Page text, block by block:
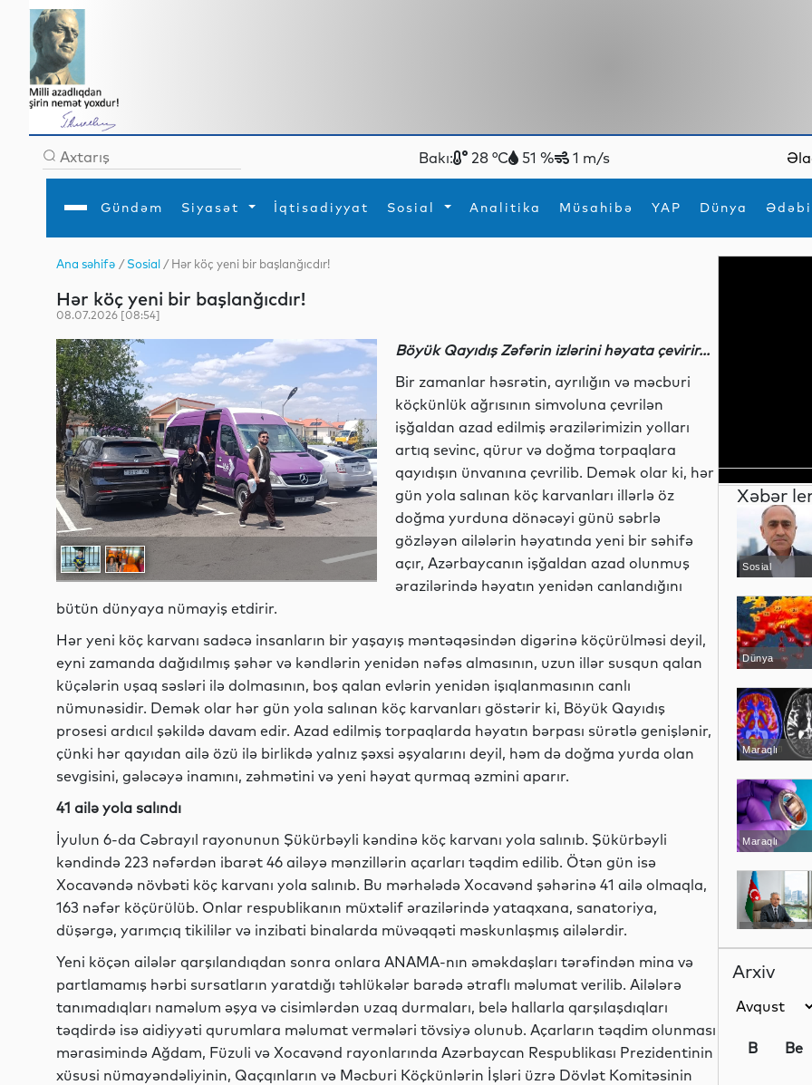
Bakı: 28 °C 51 % 1 m/s
Gündəm Siyasət İqtisadiyyat Sosial Analitika Müsahibə YAP Dünya
Gündəm
İqtisadiyyat
Analitika
Mədəniyyət
Müsahibə
MEDİA
Xarici siyasət
Hadisə
Diaspor
Ana səhifə /Sosial / Hər köç yeni bir başlanğıcdır!
Hər köç yeni bir başlanğıcdır!
08.07.2026 [08:54]
Böyük Qayıdış Zəfərin izlərini həyata çevirir...
Bir zamanlar həsrətin, ayrılığın və məcburi
köçkünlük ağrısının simvoluna çevrilən
işğaldan azad edilmiş ərazilərimizin yolları
artıq sevinc, qürur və doğma torpaqlara
qayıdışın ünvanına çevrilib. Demək olar ki, hər
gün yola salınan köç karvanları illərlə öz
doğma yurduna dönəcəyi günü səbrlə
gözləyən ailələrin həyatında yeni bir səhifə
açır, Azərbaycanın işğaldan azad olunmuş
ərazilərində həyatın yenidən canlandığını
bütün dünyaya nümayiş etdirir.
Hər yeni köç karvanı sadəcə insanların bir yaşayış məntəqəsindən digərinə köçürülməsi deyil,
eyni zamanda dağıdılmış şəhər və kəndlərin yenidən nəfəs almasının, uzun illər susqun qalan
küçələrin uşaq səsləri ilə dolmasının, boş qalan evlərin yenidən işıqlanmasının canlı
nümunəsidir. Demək olar hər gün yola salınan köç karvanları göstərir ki, Böyük Qayıdış
prosesi ardıcıl şəkildə davam edir. Azad edilmiş torpaqlarda həyatın bərpası sürətlə genişlənir,
çünki hər qayıdan ailə özü ilə birlikdə yalnız şəxsi əşyalarını deyil, həm də doğma yurda olan
sevgisini, gələcəyə inamını, zəhmətini və yeni həyat qurmaq əzmini aparır.
41 ailə yola salındı
İyulun 6-da Cəbrayıl rayonunun Şükürbəyli kəndinə köç karvanı yola salınıb. Şükürbəyli
kəndində 223 nəfərdən ibarət 46 ailəyə mənzillərin açarları təqdim edilib. Ötən gün isə
Xocavəndə növbəti köç karvanı yola salınıb. Bu mərhələdə Xocavənd şəhərinə 41 ailə olmaqla,
163 nəfər köçürülüb. Onlar respublikanın müxtəlif ərazilərində yataqxana, sanatoriya,
düşərgə, yarımçıq tikililər və inzibati binalarda müvəqqəti məskunlaşmış ailələrdir.
Yeni köçən ailələr qarşılandıqdan sonra onlara ANAMA-nın əməkdaşları tərəfindən mina və
partlamamış hərbi sursatların yaratdığı təhlükələr barədə ətraflı məlumat verilib. Ailələrə
tanımadıqları naməlum əşya və cisimlərdən uzaq durmaları, belə hallarla qarşılaşdıqları
təqdirdə isə aidiyyəti qurumlara məlumat vermələri tövsiyə olunub. Açarların təqdim olunması
mərasimində Ağdam, Füzuli və Xocavənd rayonlarında Azərbaycan Respublikası Prezidentinin
xüsusi nümayəndəliyinin, Qaçqınların və Məcburi Köçkünlərin İşləri üzrə Dövlət Komitəsinin
Xəbər
Sosial
Dünya
Maraqlı
Maraqlı
Analitik
Arxiv
B Be